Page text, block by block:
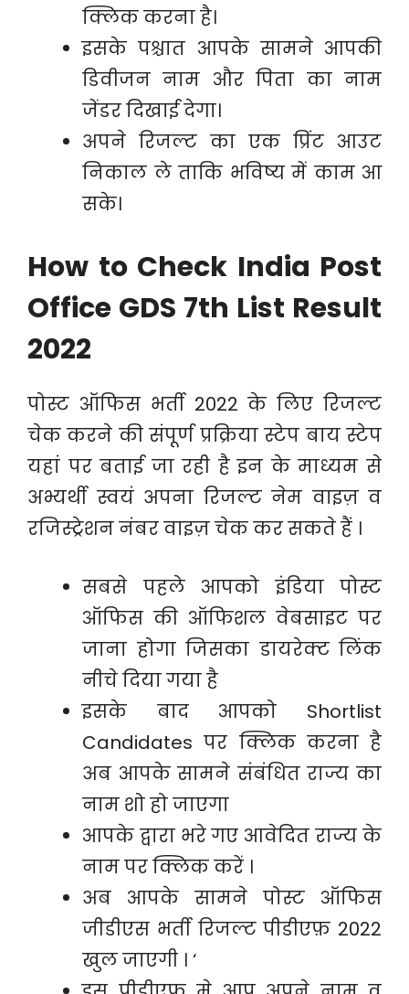
क्लिक करना है।
इसके पश्चात आपके सामने आपकी
डिवीजन नाम और पिता का नाम
जेंडर दिखाई देगा।
अपने रिजल्ट का एक प्रिंट आउट
निकाल ले ताकि भविष्य में काम आ
सके।
How to Check India Post
Office GDS 7th List Result
2022
पोस्ट ऑफिस भर्ती 2022 के लिए रिजल्ट
चेक करने की संपूर्ण प्रक्रिया स्टेप बाय स्टेप
यहां पर बताई जा रही है इन के माध्यम से
अभ्यर्थी स्वयं अपना रिजल्ट नेम वाइज़ व
रजिस्ट्रेशन नंबर वाइज़ चेक कर सकते हैं ।
सबसे पहले आपको इंडिया पोस्ट
ऑफिस की ऑफिशल वेबसाइट पर
जाना होगा जिसका डायरेक्ट लिंक
नीचे दिया गया है
इसके बाद आपको Shortlist
Candidates पर क्लिक करना है
अब आपके सामने संबंधित राज्य का
नाम शो हो जाएगा
आपके द्वारा भरे गए आवेदित राज्य के
नाम पर क्लिक करें ।
अब आपके सामने पोस्ट ऑफिस
जीडीएस भर्ती रिजल्ट पीडीएफ़ 2022
खुल जाएगी । ‘